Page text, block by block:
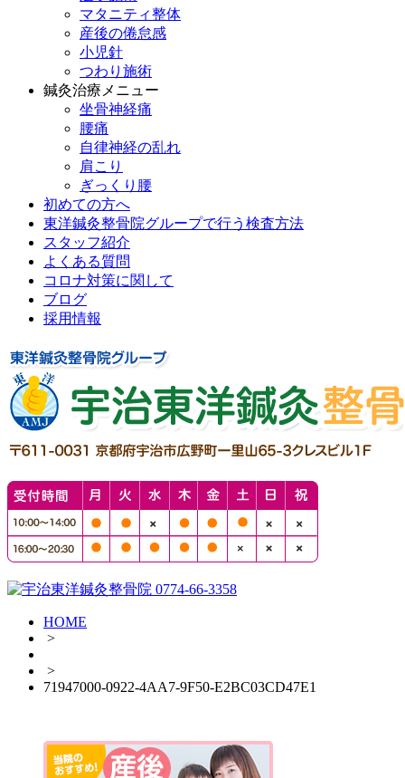
マタニティ整体
産後の倦怠感
小児針
つわり施術
鍼灸治療メニュー
坐骨神経痛
腰痛
自律神経の乱れ
肩こり
ぎっくり腰
初めての方へ
東洋鍼灸整骨院グループで行う検査方法
スタッフ紹介
よくある質問
コロナ対策に関して
ブログ
採用情報
HOME
>
>
71947000-0922-4AA7-9F50-E2BC03CD47E1